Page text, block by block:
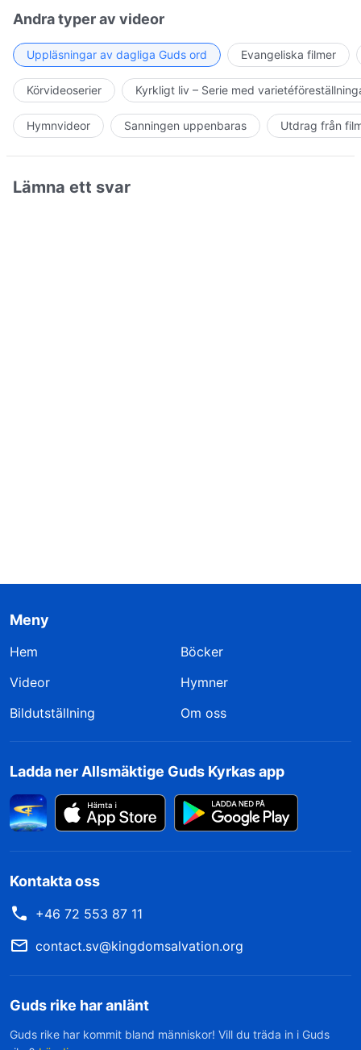
Andra typer av videor
Uppläsningar av dagliga Guds ord Evangeliska filmer
Körvideoserier Kyrkligt liv – Serie med
Hymnvideor Sanningen uppenbaras Utdrag från
Lämna ett svar
Meny
Hem
Böcker
Videor
Hymner
Bildutställning
Om oss
Ladda ner Allsmäktige Guds Kyrkas app
Kontakta oss
+46 72 553 87 11
contact.sv@kingdomsalvation.org
Guds rike har anlänt
Guds rike har kommit bland människor! Vill du träda in i Guds